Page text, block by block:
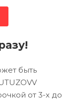
быть
от 3-х до